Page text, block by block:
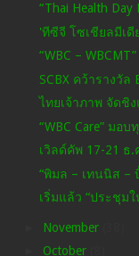
“Thai Health
'ทีซีจี โซเชียลมีเ
“WBC –
SCBX คว้ารางวัล
ไทยเจ้าภาพ จัดชิ
“WBC Care” มอ
เวิลด์คัพ 17-21 ธ
“พิมล – เทนนิส –
เริ่มแล้ว “ประชุมใ
November
October